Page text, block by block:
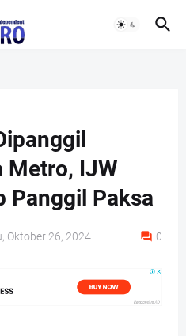
Metro, IJW
Panggil Paksa
Oktober 26, 2024 0